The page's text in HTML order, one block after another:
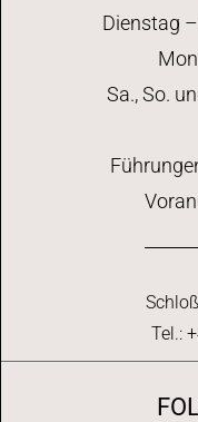
Dienstag
Sa., So.
Tel.: